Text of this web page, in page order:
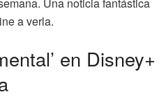
a verla.
en Disney+